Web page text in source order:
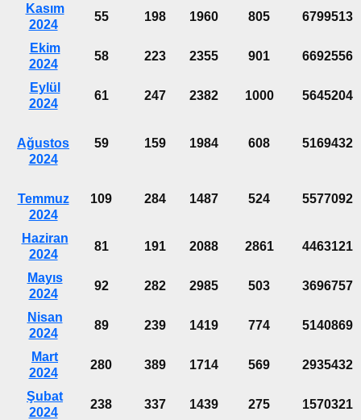
Kasım
2024
55 198 1960 805 6799513
Ekim
2024
58 223 2355 901 6692556
Eylül
2024
61 247 2382 1000 5645204
Ağustos
2024
59 159 1984 608 5169432
Temmuz
2024
109 284 1487 524 5577092
Haziran
2024
81 191 2088 2861 4463121
Mayıs
2024
92 282 2985 503 3696757
Nisan
2024
89 239 1419 774 5140869
Mart
2024
280 389 1714 569 2935432
Şubat
2024
238 337 1439 275 1570321